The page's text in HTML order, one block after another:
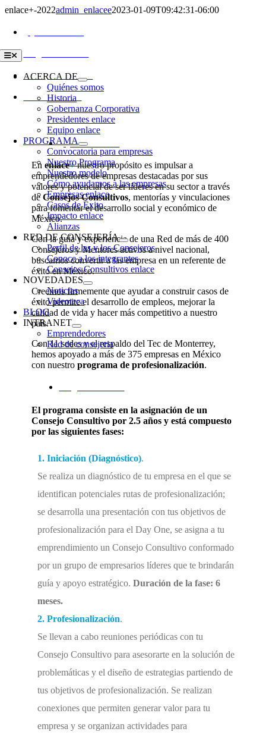
Skip
content
Toggle
Navigation
ACERCA DE
Quiénes somos
Historia
Gobernanza Corporativa
Presidentes enlace
Equipo enlace
PROGRAMA
Convocatoria para empresas
Nuestro Programa
Nuestro modelo
Cómo ayudamos a las empresas
Empresas enlace
Casos de Éxito
Impacto enlace
Alianzas
RED DE CONSEJERÍA
Perfil de las y los Consejeros
Conoce a los integrantes
Consejos Consultivos enlace
NOVEDADES
Noticias
Videoteca
BLOG
INTRANET
Emprendedores
Red de consejeria
enlace+-2022admin_enlacee2023-01-09T09:42:31-06:00
Consejo Consultivo
Historia enlace+
¿Quiénes somos?
En enlace+nuestro propósito es impulsar a
emprendedores de empresas destacadas por sus
valores y potencial de ser líderes en su sector a través
deConsejos Consultivos, mentorías y vinculaciones
para fomentar el desarrollo social y económico de
México.
Con la guía y experiencia de una Red de más de 400
Consejeros y Mentores activos a nivel nacional,
buscamos convertir a las empresa en un referente de
éxito en México.
Creemos firmemente que ayudar a construir casos de
éxito permite el desarrollo de empleos, mejorar la
calidad de vida y hacer más competitivo a nuestro
país.
Con 11 sedes y el respaldo del Tec de Monterrey,
hemos apoyado a más de 375 empresas en México
con nuestro programa de profesionalización.
El programa consiste en la asignación de un
Consejo Consultivo por 2.5 años y está compuesto
por las siguientes fases:
1. Iniciación (Diagnóstico).
Se realiza un diagnóstico de tu empresa en el que se
identifican potenciales rutas de profesionalización;
se desarrolla una presentación con tus objetivos de
profesionalización para el Day One, se asigna a tu
emprendimiento un Consejo Consultivo conformado
por un grupo de empresarios líderes que te brindarán
guía y apoyo estratégico. Duración de la fase: 6
meses.
2. Profesionalización.
Se llevan a cabo reuniones periódicas con tu
Consejo Consultivo para asesorarte en la solución de
problemáticas y el diseño de estrategias partiendo de
tus objetivos de profesionalización. Se realizan
conexiones que permiten generar valor para tu
empresa y se organizan actividades para